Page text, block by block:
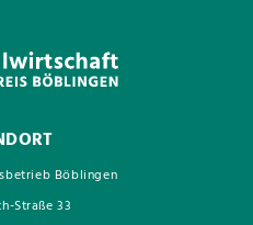
Böblingen
Straße 33